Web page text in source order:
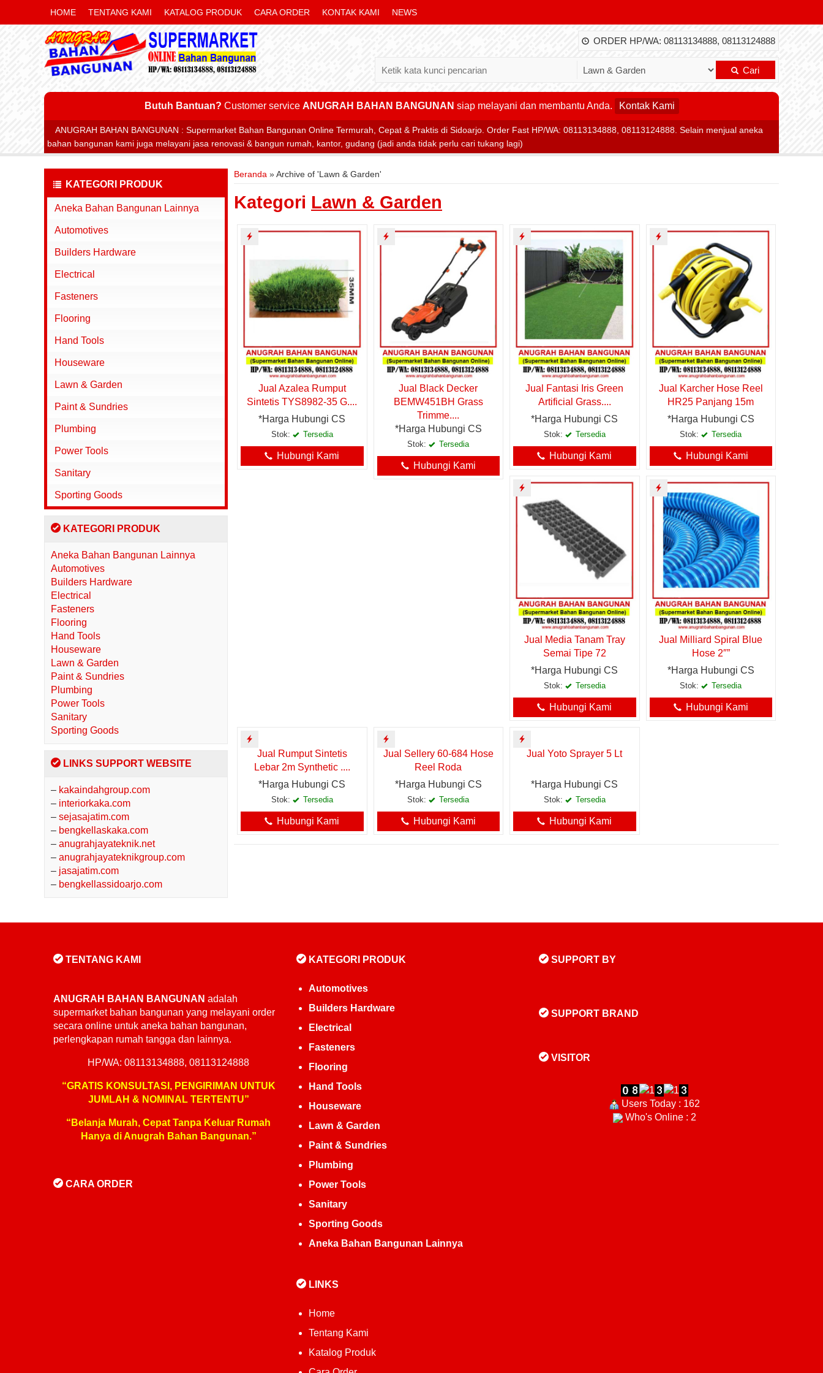
HOME TENTANG KAMI KATALOG PRODUK CARA ORDER KONTAK KAMI NEWS
ORDER HP/WA: 08113134888, 08113124888
Cari
Butuh Bantuan? Customer service ANUGRAH BAHAN BANGUNAN siap melayani dan membantu Anda. Kontak Kami
ANUGRAH BAHAN BANGUNAN : Supermarket Bahan Bangunan Online Termurah, Cepat & Praktis di Sidoarjo. Order Fast HP/WA: 08113134888, 08113124888. Selain menjual aneka
bahan bangunan kami juga melayani jasa renovasi & bangun rumah, kantor, gudang (jadi anda tidak perlu cari tukang lagi)
Beranda » Archive of 'Lawn & Garden'
Kategori Lawn & Garden
Jual Azalea Rumput
Sintetis TYS8982-35 G....
*Harga Hubungi CS
Stok: Tersedia
Hubungi Kami
Jual Black Decker
BEMW451BH Grass
Trimme....
*Harga Hubungi CS
Stok: Tersedia
Hubungi Kami
Jual Fantasi Iris Green
Artificial Grass....
*Harga Hubungi CS
Stok: Tersedia
Hubungi Kami
Jual Karcher Hose Reel
HR25 Panjang 15m
*Harga Hubungi CS
Stok: Tersedia
Hubungi Kami
Jual Media Tanam Tray
Semai Tipe 72
*Harga Hubungi CS
Stok: Tersedia
Hubungi Kami
Jual Milliard Spiral Blue
Hose 2″”
*Harga Hubungi CS
Stok: Tersedia
Hubungi Kami
Jual Rumput Sintetis
Lebar 2m Synthetic ....
*Harga Hubungi CS
Stok: Tersedia
Hubungi Kami
Jual Sellery 60-684 Hose
Reel Roda
*Harga Hubungi CS
Stok: Tersedia
Hubungi Kami
Jual Yoto Sprayer 5 Lt
*Harga Hubungi CS
Stok: Tersedia
Hubungi Kami
KATEGORI PRODUK
Aneka Bahan Bangunan Lainnya
Automotives
Builders Hardware
Electrical
Fasteners
Flooring
Hand Tools
Houseware
Lawn & Garden
Paint & Sundries
Plumbing
Power Tools
Sanitary
Sporting Goods
KATEGORI PRODUK
Aneka Bahan Bangunan Lainnya
Automotives
Builders Hardware
Electrical
Fasteners
Flooring
Hand Tools
Houseware
Lawn & Garden
Paint & Sundries
Plumbing
Power Tools
Sanitary
Sporting Goods
LINKS SUPPORT WEBSITE
– kakaindahgroup.com
– interiorkaka.com
– sejasajatim.com
– bengkellaskaka.com
– anugrahjayateknik.net
– anugrahjayateknikgroup.com
– jasajatim.com
– bengkellassidoarjo.com
TENTANG KAMI
ANUGRAH BAHAN BANGUNAN adalah
supermarket bahan bangunan yang melayani order
secara online untuk aneka bahan bangunan,
perlengkapan rumah tangga dan lainnya.
HP/WA: 08113134888, 08113124888
“GRATIS KONSULTASI, PENGIRIMAN UNTUK
JUMLAH & NOMINAL TERTENTU”
“Belanja Murah, Cepat Tanpa Keluar Rumah
Hanya di Anugrah Bahan Bangunan.”
CARA ORDER
KATEGORI PRODUK
Automotives
Builders Hardware
Electrical
Fasteners
Flooring
Hand Tools
Houseware
Lawn & Garden
Paint & Sundries
Plumbing
Power Tools
Sanitary
Sporting Goods
Aneka Bahan Bangunan Lainnya
LINKS
Home
Tentang Kami
Katalog Produk
SUPPORT BY
SUPPORT BRAND
VISITOR
Users Today : 162
Who's Online : 2